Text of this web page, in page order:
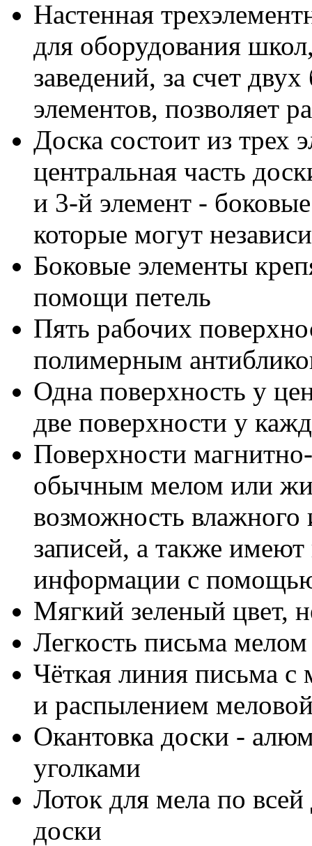
Настенная
для оборудования
заведений, за счет
элементов, позволяет
Доска состоит из трех
центральная часть
и 3-й элемент -
которые могут
Боковые элементы
помощи петель
Пять рабочих
полимерным
Одна поверхность у
две поверхности у
Поверхности
обычным мелом или
возможность влажного
записей, а также
информации с
Мягкий зеленый цвет,
Легкость письма
Чёткая линия письма
и распылением
Окантовка доски -
уголками
Лоток для мела по
доски